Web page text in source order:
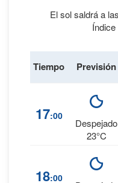
El sol saldrá a
Tiempo Previsión
17:00
Despejado
23°C
18:00